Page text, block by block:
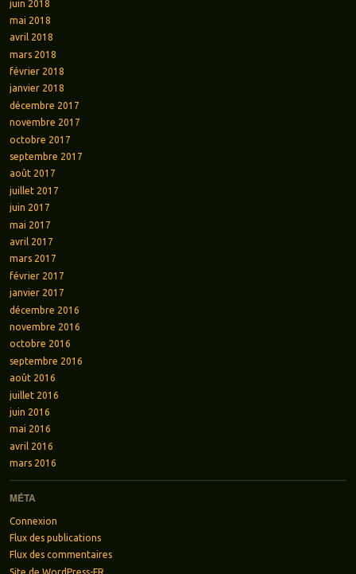
juin 2018
mai 2018
avril 2018
mars 2018
février 2018
janvier 2018
décembre 2017
novembre 2017
octobre 2017
septembre 2017
août 2017
juillet 2017
juin 2017
mai 2017
avril 2017
mars 2017
février 2017
janvier 2017
décembre 2016
novembre 2016
octobre 2016
septembre 2016
août 2016
juillet 2016
juin 2016
mai 2016
avril 2016
mars 2016
MÉTA
Connexion
Flux des publications
Flux des commentaires
Site de WordPress-FR